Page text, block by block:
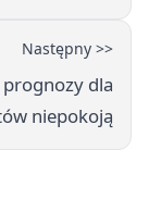
Następny >>
prognozy dla
niepokoją